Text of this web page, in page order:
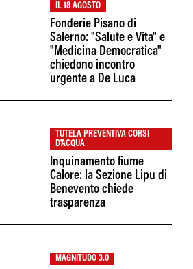
IL 18 AGOSTO
Fonderie Pisano di
Salerno: "Salute e Vita" e
"Medicina Democratica"
chiedono incontro
urgente a De Luca
TUTELA PREVENTIVA CORSI
D'ACQUA
Inquinamento fiume
Calore: la Sezione Lipu di
Benevento chiede
trasparenza
MAGNITUDO 3.0